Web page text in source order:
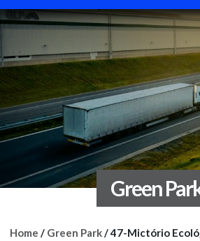
Green
Home / Green Park/47-Mictório